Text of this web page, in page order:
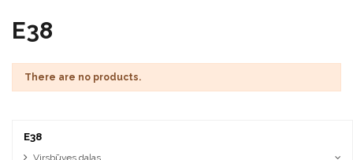
E38
There are no products.
E38
Virsbūves daļas